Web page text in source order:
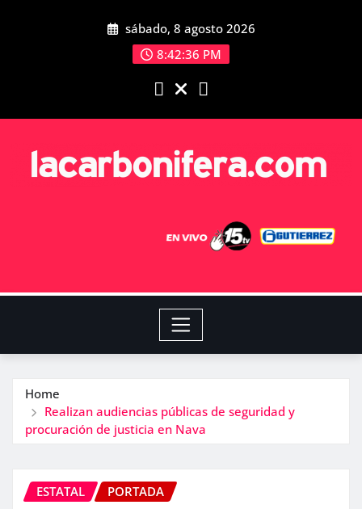
sábado, 8 agosto 2026
8:42:37 PM
Home
Realizan audiencias públicas de seguridad y
procuración de justicia en Nava
ESTATAL PORTADA